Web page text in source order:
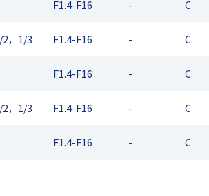
F1.4-F16 - C
，1/3 F1.4-F16 - C
F1.4-F16 - C
，1/3 F1.4-F16 - C
F1.4-F16 - C